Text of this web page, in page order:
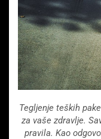
Tegljenje teških
za vaše zdravlje.
pravila. Kao